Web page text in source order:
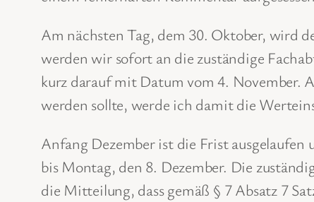
Am nächsten Tag, dem 30. Oktober, wird
werden wir sofort an die zuständige
kurz darauf mit Datum vom 4. November.
werden sollte, werde ich damit die
Anfang Dezember ist die Frist
bis Montag, den 8. Dezember. Die
die Mitteilung, dass gemäß § 7 Absatz 7